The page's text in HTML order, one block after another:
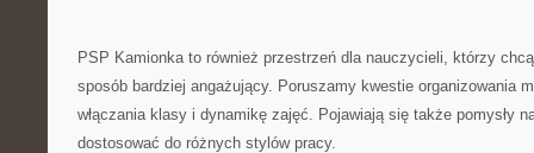
PSP Kamionka to również przestrzeń dla nauczycieli, którzy
sposób bardziej angażujący. Poruszamy kwestie organizowania
włączania klasy i dynamikę zajęć. Pojawiają się także pomysły
dostosować do różnych stylów pracy.